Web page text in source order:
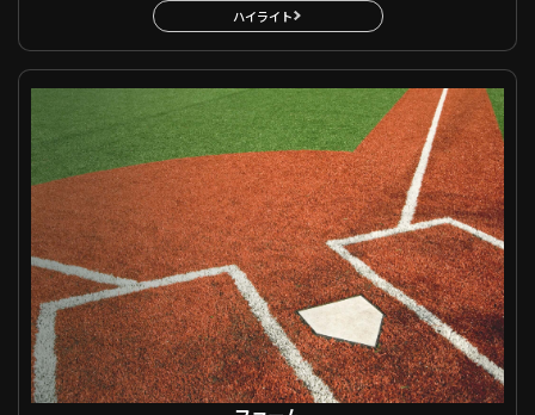
ハイライト
ファーム 千葉ロッテ VS 北海道日本ハム